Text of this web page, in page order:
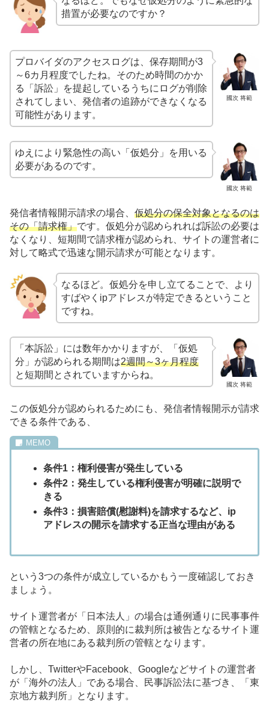
措置が必要なのですか？
國次 将範
プロバイダのアクセスログは、保存期間が3
～6カ月程度でしたね。そのため時間のかか
る「訴訟」を提起しているうちにログが削除
されてしまい、発信者の追跡ができなくなる
可能性があります。
國次 将範
ゆえにより緊急性の高い「仮処分」を用いる
必要があるのです。
発信者情報開示請求の場合、 仮処分の保全対象となるのは
その「請求権」です。仮処分が認められれば訴訟の必要は
なくなり、短期間で請求権が認められ、サイトの運営者に
対して略式で迅速な開示請求が可能となります。
なるほど。仮処分を申し立てることで、より
すばやくipアドレスが特定できるということ
ですね。
國次 将範
「本訴訟」には数年かかりますが、「仮処
分」が認められる期間は2週間～3ヶ月程度
と短期間とされていますからね。
この仮処分が認められるためにも、発信者情報開示が請求
できる条件である、
条件1：権利侵害が発生している
条件2：発生している権利侵害が明確に説明で
きる
条件3：損害賠償(慰謝料)を請求するなど、ip
アドレスの開示を請求する正当な理由がある
という3つの条件が成立しているかもう一度確認しておき
ましょう。
サイト運営者が「日本法人」の場合は通例通りに民事事件
の管轄となるため、原則的に裁判所は被告となるサイト運
営者の所在地にある裁判所の管轄となります。
しかし、TwitterやFacebook、Googleなどサイトの運営者
が「海外の法人」である場合、民事訴訟法に基づき、「東
京地方裁判所」となります。